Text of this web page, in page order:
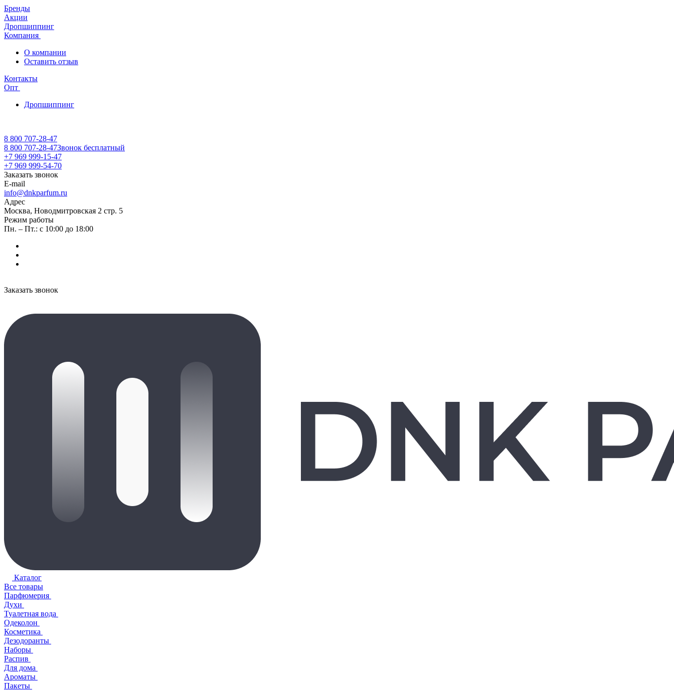
Бренды
Акции
Дропшиппинг
Компания
О компании
Оставить отзыв
Контакты
Опт
Дропшиппинг
8 800 707-28-47
8 800 707-28-47Звонок бесплатный
+7 969 999-15-47
+7 969 999-54-70
Заказать звонок
E-mail
info@dnkparfum.ru
Адрес
Москва, Новодмитровская 2 стр. 5
Режим работы
Пн. – Пт.: с 10:00 до 18:00
Заказать звонок
Каталог
Все товары
Парфюмерия
Духи
Туалетная вода
Одеколон
Косметика
Дезодоранты
Наборы
Распив
Для дома
Ароматы
Пакеты